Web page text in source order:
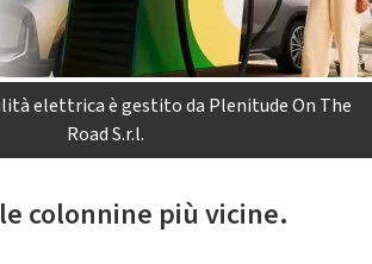
elettrica è gestito da Plenitude On The
Road S.r.l.
colonnine più vicine.